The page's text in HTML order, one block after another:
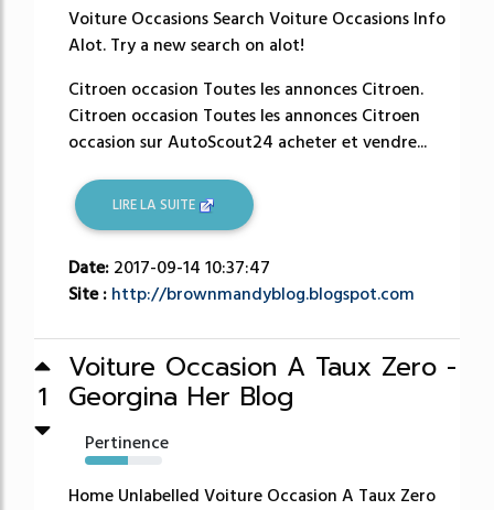
Voiture Occasions Search Voiture Occasions Info
Alot. Try a new search on alot!
Citroen occasion Toutes les annonces Citroen.
Citroen occasion Toutes les annonces Citroen
occasion sur AutoScout24 acheter et vendre...
LIRE LA SUITE
Date: 2017-09-14 10:37:47
Site : http://brownmandyblog.blogspot.com
1
Voiture Occasion A Taux Zero -
Georgina Her Blog
Pertinence
56%
Home Unlabelled Voiture Occasion A Taux Zero